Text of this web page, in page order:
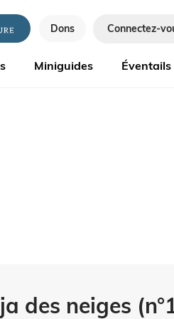
Dons Connectez-
Miniguides Éventails
des neiges